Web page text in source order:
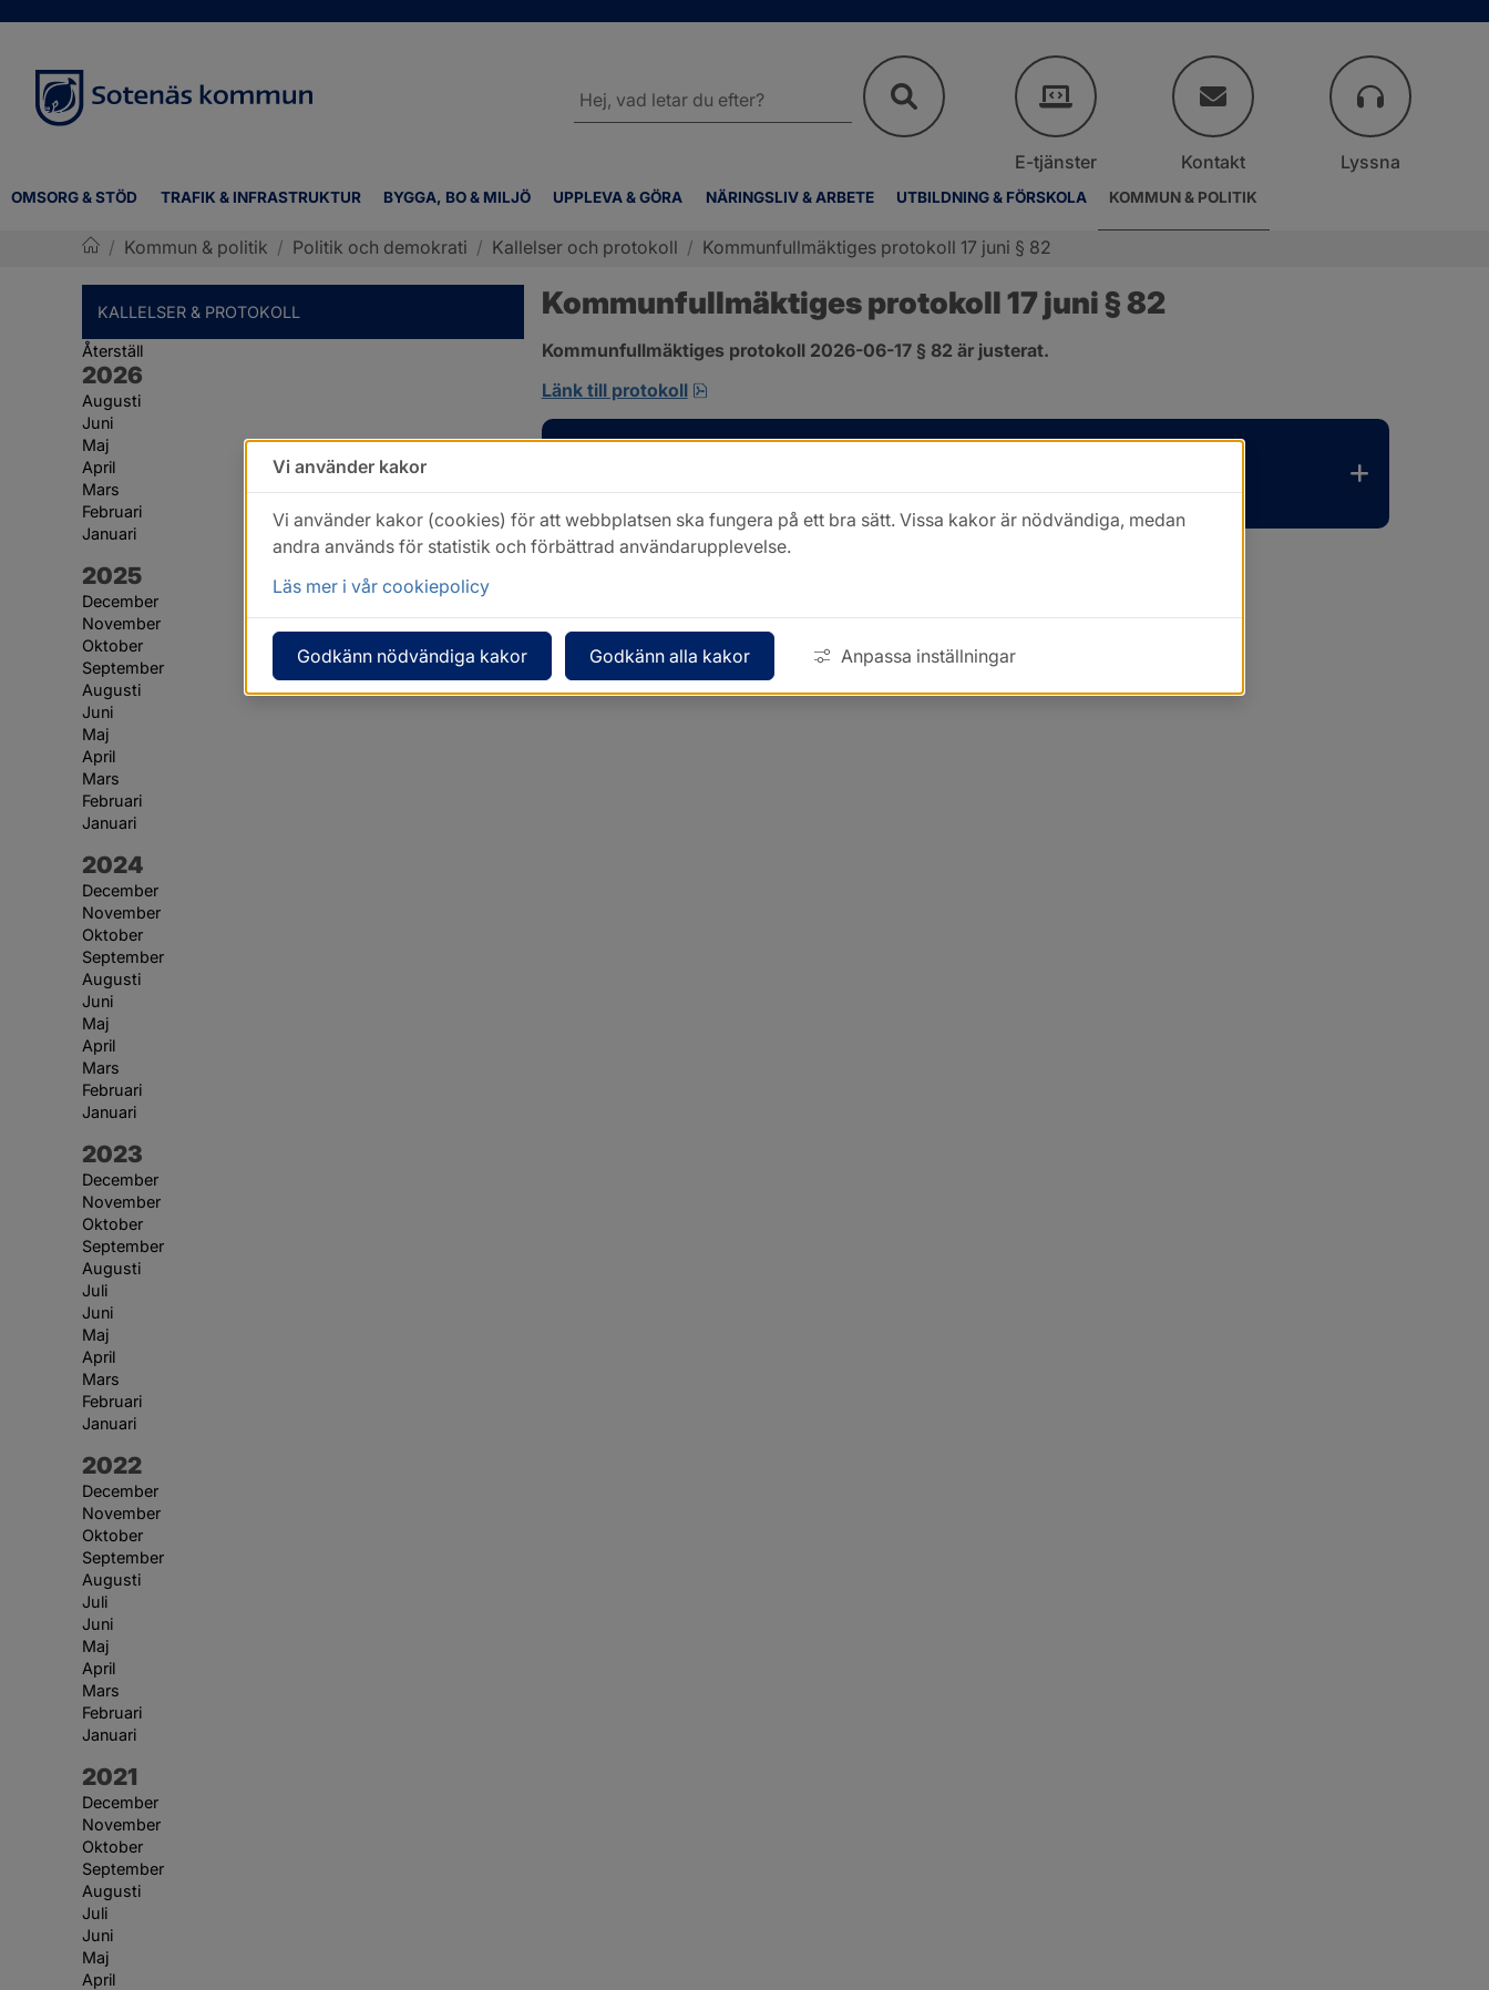
OMSORG & STÖD TRAFIK & INFRASTRUKTUR BYGGA, BO & MILJÖ UPPLEVA & GÖRA NÄRINGSLIV & ARBETE UTBILDNING & FÖRSKOLA KOMMUN & POLITIK
webbplatsen
E-tjänster Kontakt Lyssna
/ Kommun & politik / Politik och demokrati / Kallelser och protokoll / Kommunfullmäktiges protokoll 17 juni § 82
KALLELSER & PROTOKOLL
Återställ
År:
2026
Augusti
Juni
Maj
April
Mars
Februari
Januari
År:
2025
December
November
Oktober
September
Augusti
Juni
Maj
April
Mars
Februari
Januari
År:
2024
December
November
Oktober
September
Augusti
Juni
Maj
April
Mars
Februari
Januari
År:
2023
December
November
Oktober
September
Augusti
Juli
Juni
Maj
April
Mars
Februari
Januari
År:
2022
December
November
Oktober
September
Augusti
Juli
Juni
Maj
April
Mars
Februari
Januari
År:
2021
December
November
Oktober
September
Augusti
Juli
Juni
Maj
April
Kommunfullmäktiges protokoll 17 juni § 82
Kommunfullmäktiges protokoll 2026-06-17 § 82 är justerat.
Länk till protokoll
pdf, 585 kB, öppnas i nytt fönster.
Vi använder kakor
Vi använder kakor (cookies) för att webbplatsen ska fungera på ett bra sätt. Vissa kakor är nödvändiga, medan
andra används för statistik och förbättrad användarupplevelse.
Läs mer i vår cookiepolicy
Godkänn nödvändiga kakor Godkänn alla kakor Anpassa inställningar